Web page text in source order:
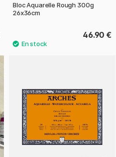
Bloc Aquarelle Rough 300g
26x36cm
46.90 €